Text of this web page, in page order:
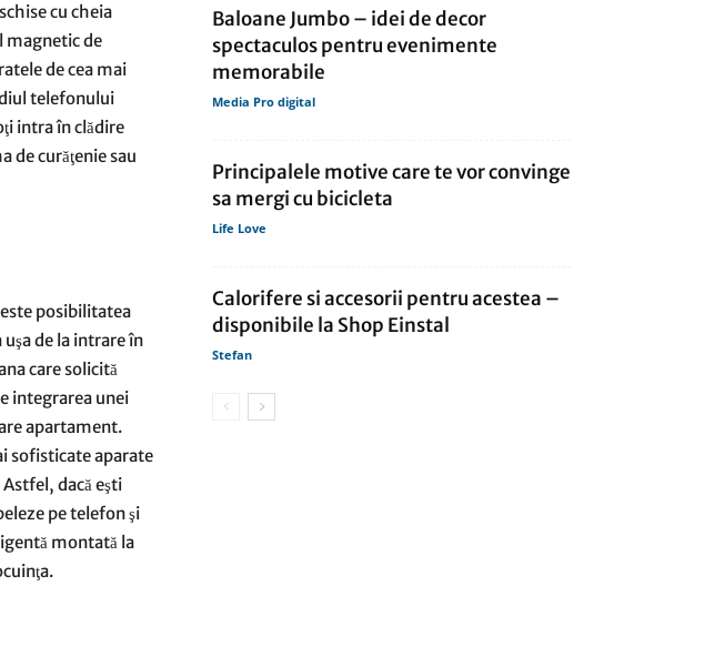
cu cheia
magnetic de
de cea mai
telefonului
intra în clădire
de curăţenie sau
posibilitatea
de la intrare în
care solicită
integrarea unei
apartament.
sofisticate aparate
dacă eşti
pe telefon şi
montată la
Baloane Jumbo – idei de decor
spectaculos pentru evenimente
memorabile
Media Pro digital
Principalele motive care te vor convinge
sa mergi cu bicicleta
Life Love
Calorifere si accesorii pentru acestea –
disponibile la Shop Einstal
Stefan